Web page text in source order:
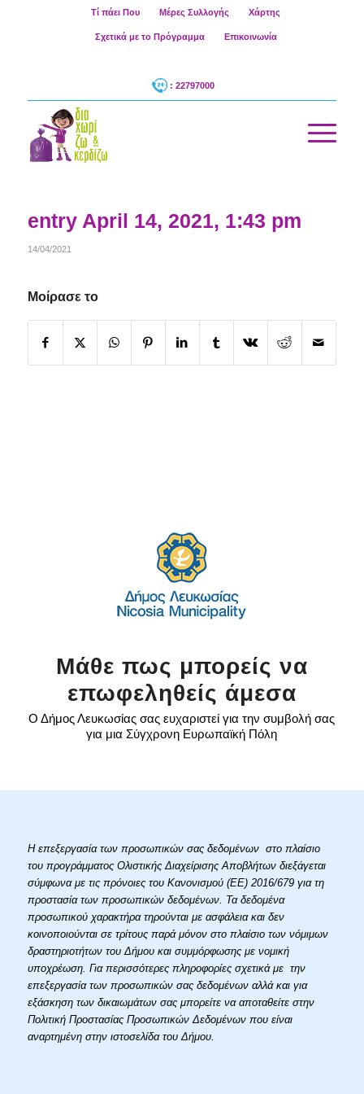
Τί πάει Που Μέρες Συλλογής Χάρτης
Σχετικά με το Πρόγραμμα Επικοινωνία
: 22797000
entry April 14, 2021, 1:43 pm
14/04/2021
Μοίρασε το
Μάθε πως μπορείς να
επωφεληθείς άμεσα
Ο Δήμος Λευκωσίας σας ευχαριστεί για την συμβολή σας
για μια Σύγχρονη Ευρωπαϊκή Πόλη
Η επεξεργασία των προσωπικών σας δεδομένων στο πλαίσιο
του προγράμματος Ολιστικής Διαχείρισης Αποβλήτων διεξάγεται
σύμφωνα με τις πρόνοιες του Κανονισμού (ΕΕ) 2016/679 για τη
προστασία των προσωπικών δεδομένων. Τα δεδομένα
προσωπικού χαρακτήρα τηρούνται με ασφάλεια και δεν
κοινοποιούνται σε τρίτους παρά μόνον στο πλαίσιο των νόμιμων
δραστηριοτήτων του Δήμου και συμμόρφωσης με νομική
υποχρέωση. Για περισσότερες πληροφορίες σχετικά με την
επεξεργασία των προσωπικών σας δεδομένων αλλά και για
εξάσκηση των δικαιωμάτων σας μπορείτε να αποταθείτε στην
Πολιτική Προστασίας Προσωπικών Δεδομένων που είναι
αναρτημένη στην ιστοσελίδα του Δήμου.